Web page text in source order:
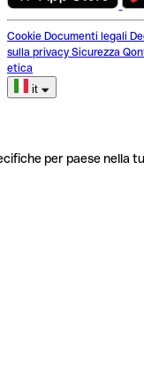
Cookie Documenti legali
sulla privacy Sicurezza
etica
it
per paese nella